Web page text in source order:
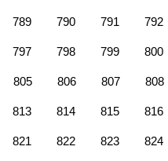
789 790 791 792
797 798 799 800
805 806 807 808
813 814 815 816
821 822 823 824